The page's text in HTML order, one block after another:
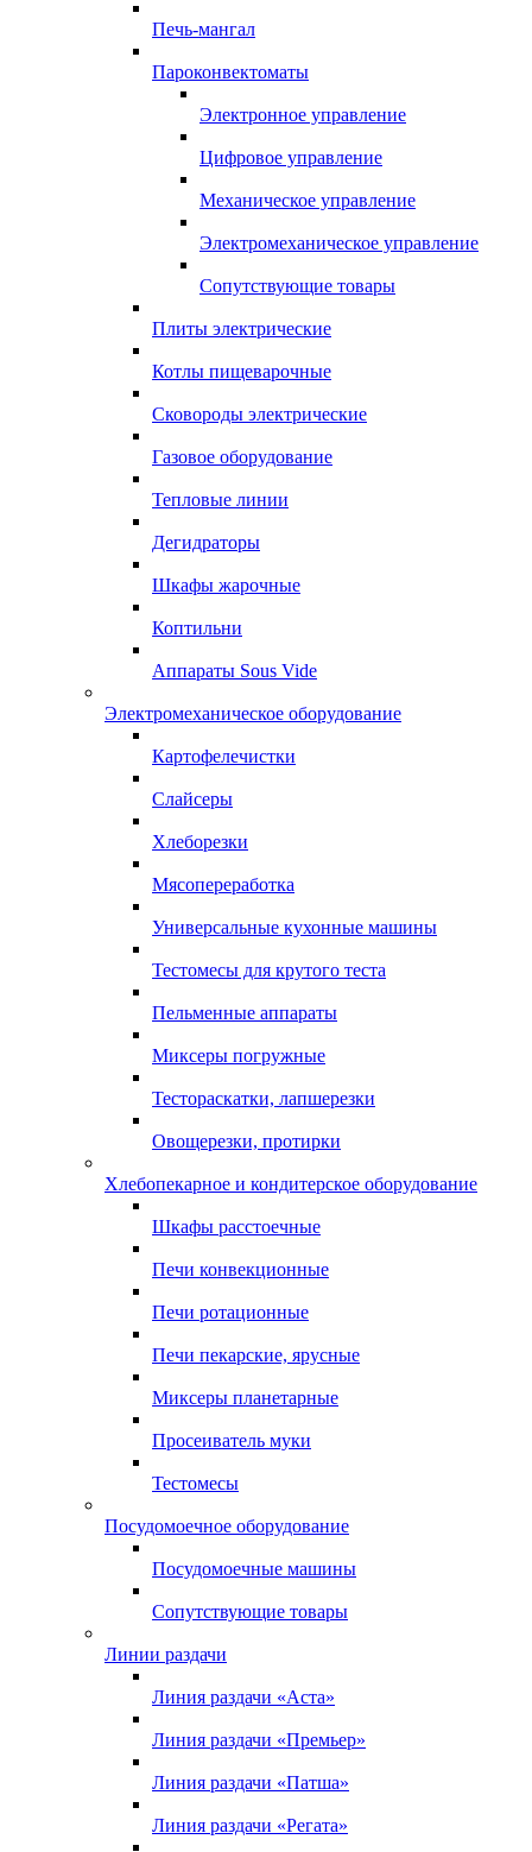
Печь-мангал
Пароконвектоматы
Электронное управление
Цифровое управление
Механическое управление
Электромеханическое управление
Сопутствующие товары
Плиты электрические
Котлы пищеварочные
Сковороды электрические
Газовое оборудование
Тепловые линии
Дегидраторы
Шкафы жарочные
Коптильни
Аппараты Sous Vide
Электромеханическое оборудование
Картофелечистки
Слайсеры
Хлеборезки
Мясопереработка
Универсальные кухонные машины
Тестомесы для крутого теста
Пельменные аппараты
Миксеры погружные
Тестораскатки, лапшерезки
Овощерезки, протирки
Хлебопекарное и кондитерское оборудование
Шкафы расстоечные
Печи конвекционные
Печи ротационные
Печи пекарские, ярусные
Миксеры планетарные
Просеиватель муки
Тестомесы
Посудомоечное оборудование
Посудомоечные машины
Сопутствующие товары
Линии раздачи
Линия раздачи «Аста»
Линия раздачи «Премьер»
Линия раздачи «Патша»
Линия раздачи «Регата»